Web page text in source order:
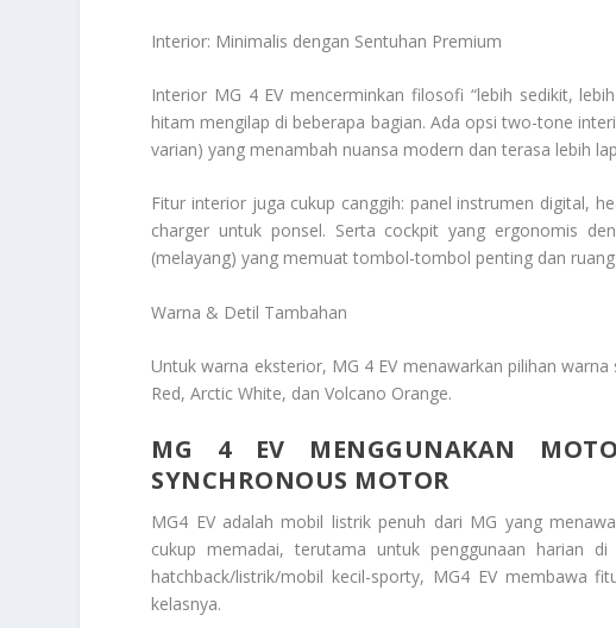
Interior: Minimalis dengan Sentuhan Premium
Interior MG 4 EV mencerminkan filosofi “lebih sedikit,
hitam mengilap di beberapa bagian. Ada opsi two-tone
varian) yang menambah nuansa modern dan terasa lebih
Fitur interior juga cukup canggih: panel instrumen digital,
charger untuk ponsel. Serta cockpit yang ergonomis
(melayang) yang memuat tombol-tombol penting dan
Warna & Detil Tambahan
Untuk warna eksterior, MG 4 EV menawarkan pilihan
Red, Arctic White, dan Volcano Orange.
MG 4 EV MENGGUNAKAN
SYNCHRONOUS MOTOR
MG4 EV adalah mobil listrik penuh dari MG yang
cukup memadai, terutama untuk penggunaan harian
hatchback/listrik/mobil kecil-sporty, MG4 EV membawa
kelasnya.